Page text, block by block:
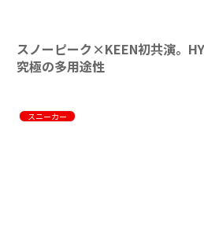
スノーピーク×KEEN初共演。
究極の多用途性
スニーカー